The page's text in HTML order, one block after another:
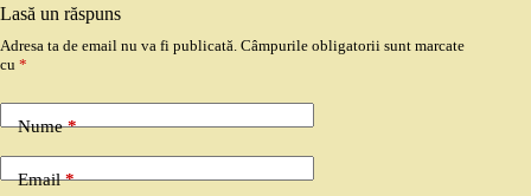
Lasă un răspuns
Adresa ta de email nu va fi publicată. Câmpurile obligatorii sunt marcate
cu *
Nume*
Email*